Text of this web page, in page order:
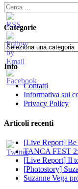
Ricerca
per:
Categorie
Categorie
Info
Contatti
Informativa sui
Privacy Policy
Articoli recenti
[Live Report] Be
TANCA FEST
[Live Report] Il
[Photostory]
Suzanne Vega